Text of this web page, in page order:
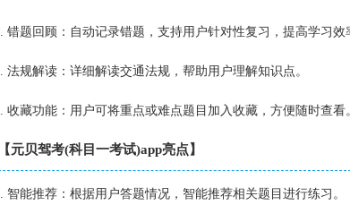
错题回顾：自动记录错题，支持用户针对性复习，提高学习效
法规解读：详细解读交通法规，帮助用户理解知识点。
收藏功能：用户可将重点或难点题目加入收藏，方便随时查看
【元贝驾考(科目一考试)app亮点】
智能推荐：根据用户答题情况，智能推荐相关题目进行练习。